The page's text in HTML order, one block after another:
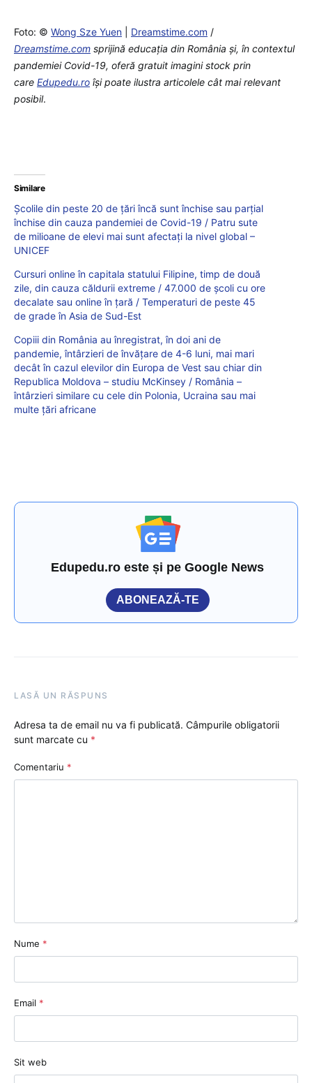
Foto: © Wong Sze Yuen Dreamstime.com /
Dreamstime.com sprijină educaţia din România şi, în contextul
pandemiei Covid-19, oferă gratuit imagini stock prin
care Edupedu.ro îşi poate ilustra articolele cât mai relevant
posibil.
Similare
Școlile din peste 20 de țări încă sunt închise sau parțial
închise din cauza pandemiei de Covid-19 / Patru sute
de milioane de elevi mai sunt afectați la nivel global –
UNICEF
Cursuri online în capitala statului Filipine, timp de două
zile, din cauza căldurii extreme / 47.000 de școli cu ore
decalate sau online în țară / Temperaturi de peste 45
de grade în Asia de Sud-Est
Copiii din România au înregistrat, în doi ani de
pandemie, întârzieri de învățare de 4-6 luni, mai mari
decât în cazul elevilor din Europa de Vest sau chiar din
Republica Moldova – studiu McKinsey / România –
întârzieri similare cu cele din Polonia, Ucraina sau mai
multe țări africane
Edupedu.ro este și pe Google News
ABONEAZĂ-TE
LASĂ UN RĂSPUNS
Adresa ta de email nu va fi publicată. Câmpurile obligatorii
sunt marcate cu *
Comentariu *
Nume *
Email *
Sit web